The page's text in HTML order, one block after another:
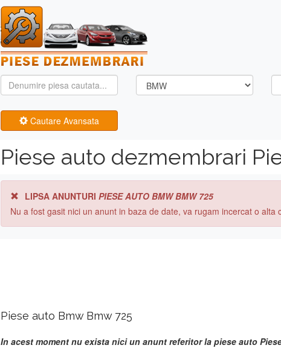
Cautare Avansata
Piese auto dezmembrari
LIPSA ANUNTURI PIESE AUTO BMW BMW 725
Nu a fost gasit nici un anunt in baza de date, va rugam incercat o alta
Piese auto Bmw Bmw 725
In acest moment nu exista nici un anunt referitor la piese auto